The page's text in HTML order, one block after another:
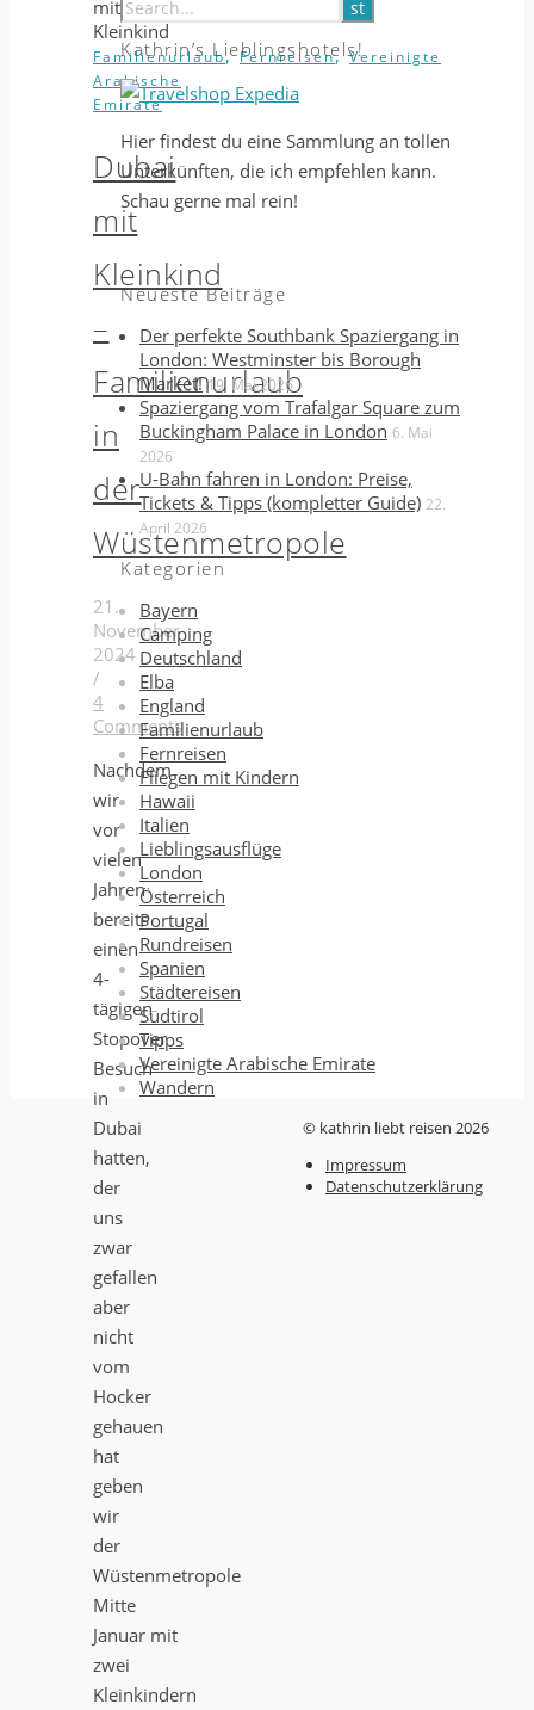
Familienurlaub,Fernreisen,Vereinigte
Arabische
Emirate
Dubai
mit
Kleinkind
–
Familienurlaub
in
der
Wüstenmetropole
21.
November
2024
/
4
Comments
Nachdem
wir
vor
vielen
Jahren
bereits
einen
4-
tägigen
Stopover
Besuch
in
Dubai
hatten,
der
uns
zwar
gefallen
aber
nicht
vom
Hocker
gehauen
hat
geben
wir
der
Wüstenmetropole
Mitte
Januar mit
zwei
Kleinkindern
Kathrin’s Lieblingshotels!
Hier findest du eine Sammlung an tollen
Unterkünften, die ich empfehlen kann.
Schau gerne mal rein!
Neueste Beiträge
Der perfekte Southbank Spaziergang in
London: Westminster bis Borough
Market! 19. Mai 2026
Spaziergang vom Trafalgar Square zum
Buckingham Palace in London 6. Mai
2026
U-Bahn fahren in London: Preise,
Tickets & Tipps (kompletter Guide) 22.
April 2026
Kategorien
Bayern
Camping
Deutschland
Elba
England
Familienurlaub
Fernreisen
Fliegen mit Kindern
Hawaii
Italien
Lieblingsausflüge
London
Österreich
Portugal
Rundreisen
Spanien
Städtereisen
Südtirol
Tipps
Vereinigte Arabische Emirate
Wandern
© kathrin liebt reisen 2026
Impressum
Datenschutzerklärung